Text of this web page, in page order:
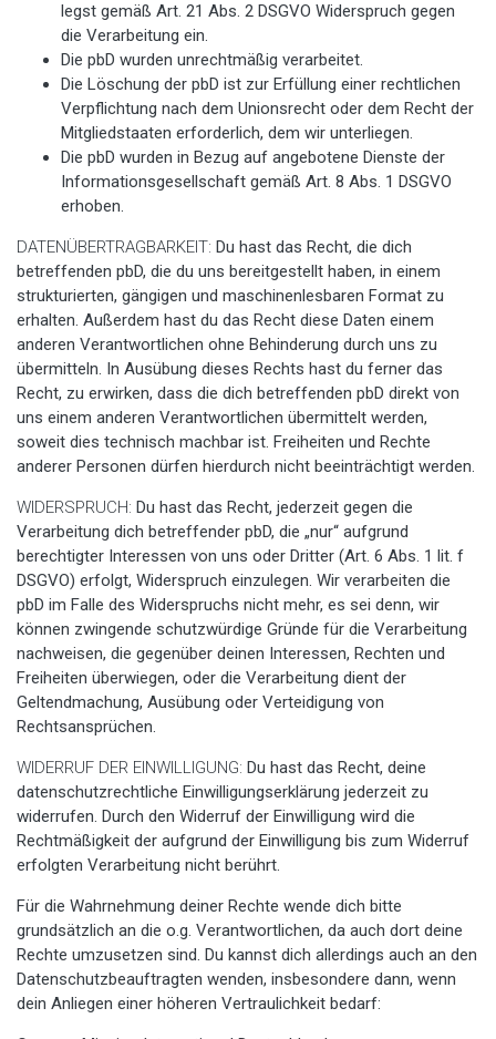
legst gemäß Art. 21 Abs. 2 DSGVO Widerspruch gegen
die Verarbeitung ein.
Die pbD wurden unrechtmäßig verarbeitet.
Die Löschung der pbD ist zur Erfüllung einer rechtlichen
Verpflichtung nach dem Unionsrecht oder dem Recht der
Mitgliedstaaten erforderlich, dem wir unterliegen.
Die pbD wurden in Bezug auf angebotene Dienste der
Informationsgesellschaft gemäß Art. 8 Abs. 1 DSGVO
erhoben.
DATENÜBERTRAGBARKEIT: Du hast das Recht, die dich
betreffenden pbD, die du uns bereitgestellt haben, in einem
strukturierten, gängigen und maschinenlesbaren Format zu
erhalten. Außerdem hast du das Recht diese Daten einem
anderen Verantwortlichen ohne Behinderung durch uns zu
übermitteln. In Ausübung dieses Rechts hast du ferner das
Recht, zu erwirken, dass die dich betreffenden pbD direkt von
uns einem anderen Verantwortlichen übermittelt werden,
soweit dies technisch machbar ist. Freiheiten und Rechte
anderer Personen dürfen hierdurch nicht beeinträchtigt werden.
WIDERSPRUCH: Du hast das Recht, jederzeit gegen die
Verarbeitung dich betreffender pbD, die „nur“ aufgrund
berechtigter Interessen von uns oder Dritter (Art. 6 Abs. 1 lit. f
DSGVO) erfolgt, Widerspruch einzulegen. Wir verarbeiten die
pbD im Falle des Widerspruchs nicht mehr, es sei denn, wir
können zwingende schutzwürdige Gründe für die Verarbeitung
nachweisen, die gegenüber deinen Interessen, Rechten und
Freiheiten überwiegen, oder die Verarbeitung dient der
Geltendmachung, Ausübung oder Verteidigung von
Rechtsansprüchen.
WIDERRUF DER EINWILLIGUNG: Du hast das Recht, deine
datenschutzrechtliche Einwilligungserklärung jederzeit zu
widerrufen. Durch den Widerruf der Einwilligung wird die
Rechtmäßigkeit der aufgrund der Einwilligung bis zum Widerruf
erfolgten Verarbeitung nicht berührt.
Für die Wahrnehmung deiner Rechte wende dich bitte
grundsätzlich an die o.g. Verantwortlichen, da auch dort deine
Rechte umzusetzen sind. Du kannst dich allerdings auch an den
Datenschutzbeauftragten wenden, insbesondere dann, wenn
dein Anliegen einer höheren Vertraulichkeit bedarf: